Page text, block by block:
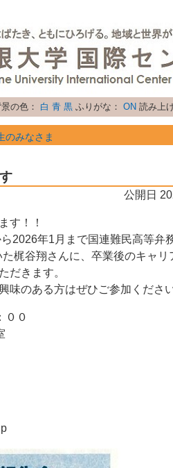
の色： 白 青 黒 ふりがな： ON 読み上
のみなさま
公開日
す！！
2026年1月まで国連難民高等弁
梶谷翔さんに、卒業後のキャリ
だきます。
味のある方はぜひご参加ください
００